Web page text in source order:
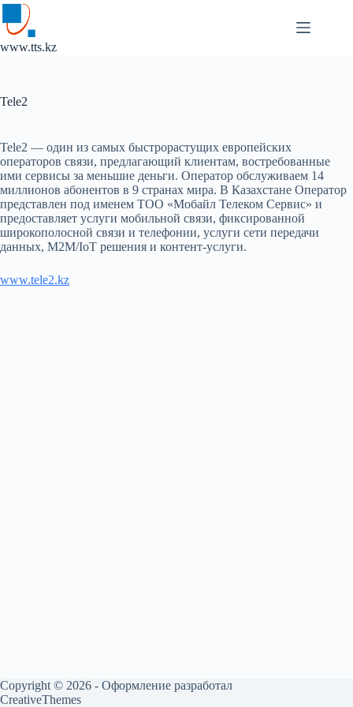
Перейти
к
сути
www.tts.kz
Tele2
Tele2 — один из самых быстрорастущих европейских
операторов связи, предлагающий клиентам, востребованные
ими сервисы за меньшие деньги. Оператор обслуживаем 14
миллионов абонентов в 9 странах мира. В Казахстане Оператор
представлен под именем ТОО «Мобайл Телеком Сервис» и
предоставляет услуги мобильной связи, фиксированной
широкополосной связи и телефонии, услуги сети передачи
данных, M2M/IoT решения и контент-услуги.
www.tele2.kz
Copyright © 2026 - Оформление разработал
CreativeThemes